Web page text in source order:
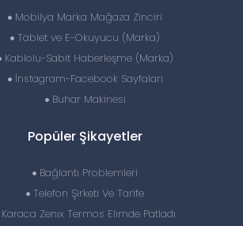
Mobilya Marka Mağaza Zinciri
Tablet ve E-Okuyucu (Marka)
Kablolu-Sabit Haberleşme (Marka)
İnstagram-Facebook Sayfaları
Buhar Makinesi
Popüler Şikayetler
Bağlantı Problemleri
Telefon Şirketi Ve Tarife
Karaca Zenıx Termos Elımde Patladı